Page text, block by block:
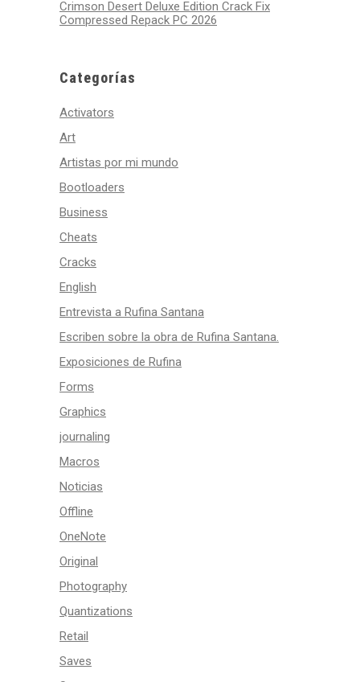
Crimson Desert Deluxe Edition Crack Fix
Compressed Repack PC 2026
Categorías
Activators
Art
Artistas por mi mundo
Bootloaders
Business
Cheats
Cracks
English
Entrevista a Rufina Santana
Escriben sobre la obra de Rufina Santana.
Exposiciones de Rufina
Forms
Graphics
journaling
Macros
Noticias
Offline
OneNote
Original
Photography
Quantizations
Retail
Saves